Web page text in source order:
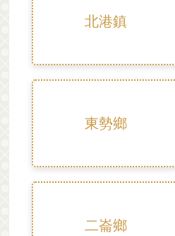
北港鎮
東勢鄉
二崙鄉